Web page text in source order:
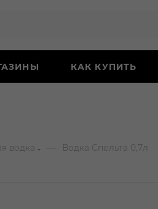
КАК КУПИТЬ
водка Водка Спельта 0,7л